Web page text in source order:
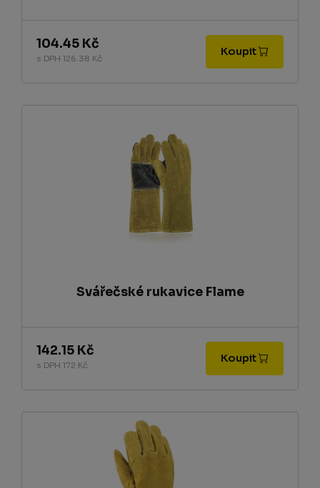
104.45 Kč
s DPH 126.38 Kč
Koupit
Svářečské rukavice Flame
142.15 Kč
s DPH 172 Kč
Koupit